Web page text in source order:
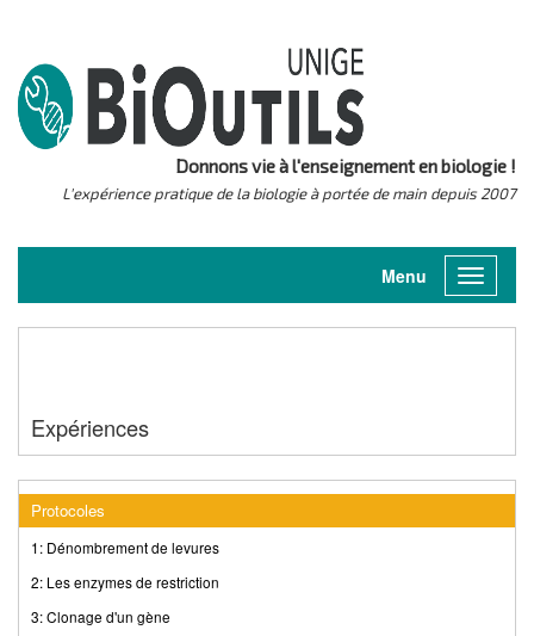
Donnons vie à l'enseignement en biologie !
L'expérience pratique de la biologie à portée de main depuis 2007
Toggle
Menu
Expériences
Protocoles
1: Dénombrement de levures
2: Les enzymes de restriction
3: Clonage d'un gène